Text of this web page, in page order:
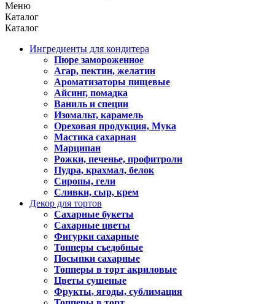
Меню
Каталог
Каталог
Ингредиенты для кондитера
Пюре замороженное
Агар, пектин, желатин
Ароматизаторы пищевые
Айсинг, помадка
Ваниль и специи
Изомальт, карамель
Ореховая продукция, Мука
Мастика сахарная
Марципан
Рожки, печенье, профитроли
Пудра, крахмал, белок
Сиропы, гели
Сливки, сыр, крем
Декор для тортов
Сахарные букеты
Сахарные цветы
Фигурки сахарные
Топперы съедобные
Посыпки сахарные
Топперы в торт акриловые
Цветы сушеные
Фрукты, ягоды, сублимация